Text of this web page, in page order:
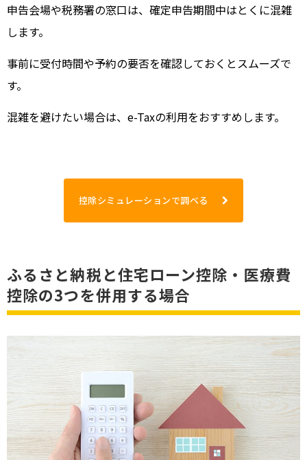
申告会場や税務署の窓口は、確定申告期間中はとくに混雑
します。
事前に受付時間や予約の要否を確認しておくとスムーズで
す。
混雑を避けたい場合は、e-Taxの利用をおすすめします。
控除シミュレーションで調べる
ふるさと納税と住宅ローン控除・医療費
控除の3つを併用する場合